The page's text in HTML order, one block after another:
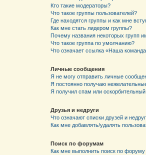
Кто такие модераторы?
Что такое группы пользователей?
Где находятся группы и как мне
Как мне стать лидером группы?
Почему названия некоторых групп
Что такое группа по умолчанию?
Что означает ссылка «Наша
Личные сообщения
Я не могу отправить личные
Я постоянно получаю
Я получил спам или
Друзья и недруги
Что означают списки друзей и
Как мне добавлять/удалять
Поиск по форумам
Как мне выполнить поиск по